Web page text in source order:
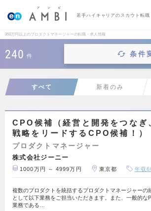
若手ハイキャリアのスカウト転職
950万円以上のプロダクトマネージャーの転職・求人情報
240 件 条件
すべて 新着のみ
CPO候補（経営と開発をつなぎ
戦略をリードするCPO候補！）
プロダクトマネージャー
株式会社ジーニー
1000万円 ～ 4999万円 東京都 年収
複数のプロダクトを統括するプロダクトマネージャーの
として以下業務をご担当いただきます。また、一般的な
業務である…